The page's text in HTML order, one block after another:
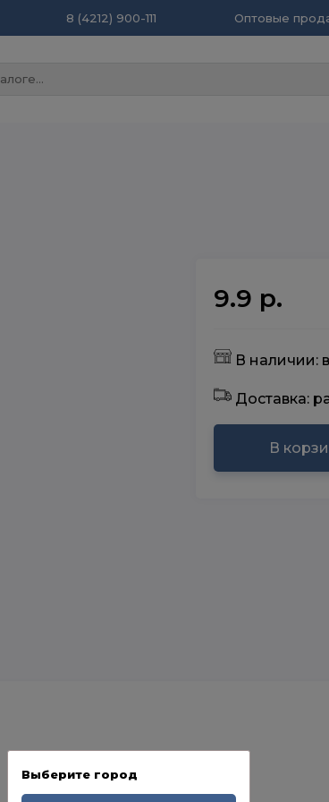
8 (4212) 900-111 Оптовые
9.9 р.
В наличии:
Доставка:
В
Выберите город